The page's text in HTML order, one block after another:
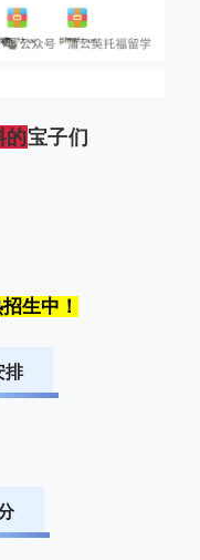
的宝子们
生中！
排